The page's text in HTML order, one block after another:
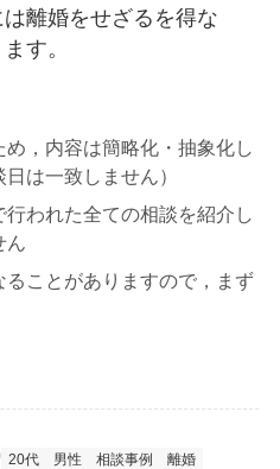
離婚をせざるを得な
す。
，内容は簡略化・抽象化し
は一致しません）
われた全ての相談を紹介し
ん
ことがありますので，まず
20代 男性 相談事例 離婚